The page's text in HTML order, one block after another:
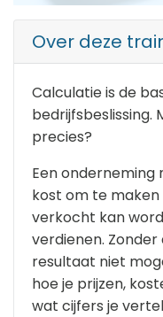
Over deze
Calculatie is de
precies?
Een
kost om te
verkocht kan
verdienen. Zonder
resultaat niet
hoe je prijzen,
wat cijfers je